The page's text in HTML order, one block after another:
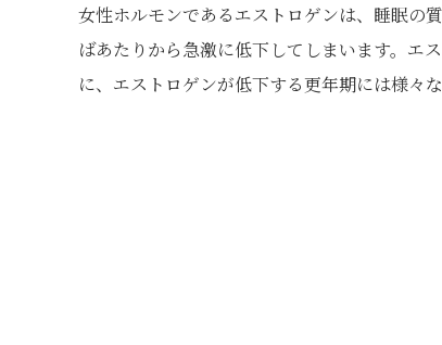
女性ホルモンであるエストロゲンは、睡眠の
ばあたりから急激に低下してしまいます。エ
に、エストロゲンが低下する更年期には様々